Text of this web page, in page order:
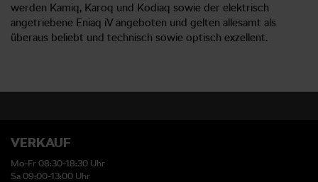
werden Kamiq, Karoq und Kodiaq sowie der elektrisch
angetriebene Eniaq iV angeboten und gelten allesamt als
überaus beliebt und technisch sowie optisch exzellent.
VERKAUF
Mo-Fr 08:30-18:30 Uhr
Sa 09:00-13:00 Uhr